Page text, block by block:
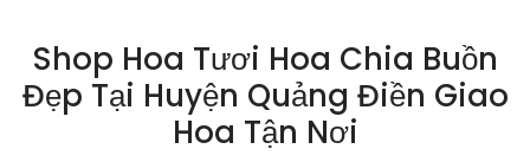
Shop Hoa Tươi Hoa Chia Buồn
Đẹp Tại Huyện Quảng Điền Giao
Hoa Tận Nơi